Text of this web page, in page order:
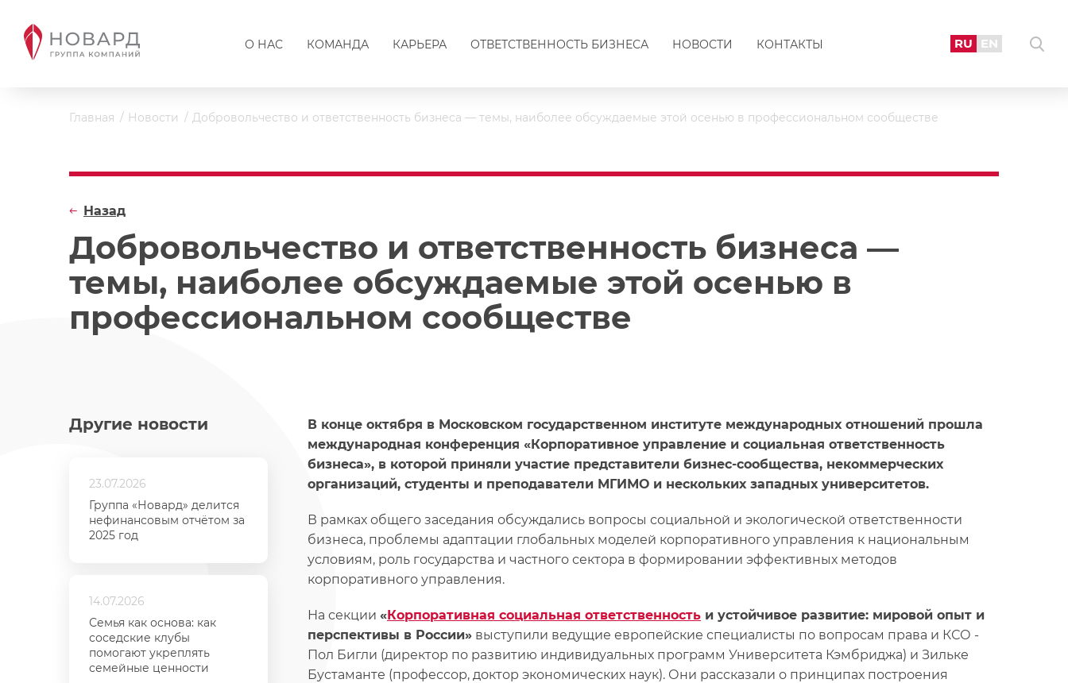
О НАС КОМАНДА КАРЬЕРА ОТВЕТСТВЕННОСТЬ БИЗНЕСА НОВОСТИ КОНТАКТЫ RU EN
Главная Новости Добровольчество и ответственность бизнеса — темы, наиболее обсуждаемые этой осенью в профессиональном сообществе
Добровольчество и ответственность бизнеса —
темы, наиболее обсуждаемые этой осенью в
профессиональном сообществе
Назад
Другие новости
23.07.2026
Группа «Новард» делится
нефинансовым отчётом за
2025 год
14.07.2026
Семья как основа: как
соседские клубы
помогают укреплять
семейные ценности
В конце октября в Московском государственном институте международных отношений прошла
международная конференция «Корпоративное управление и социальная ответственность
бизнеса», в которой приняли участие представители бизнес-сообщества, некоммерческих
организаций, студенты и преподаватели МГИМО и нескольких западных университетов.
В рамках общего заседания обсуждались вопросы социальной и экологической ответственности
бизнеса, проблемы адаптации глобальных моделей корпоративного управления к национальным
условиям, роль государства и частного сектора в формировании эффективных методов
корпоративного управления.
На секции «Корпоративная социальная ответственность и устойчивое развитие: мировой опыт и
перспективы в России» выступили ведущие европейские специалисты по вопросам права и КСО -
Пол Бигли (директор по развитию индивидуальных программ Университета Кэмбриджа) и Зильке
Бустаманте (профессор, доктор экономических наук). Они рассказали о принципах построения